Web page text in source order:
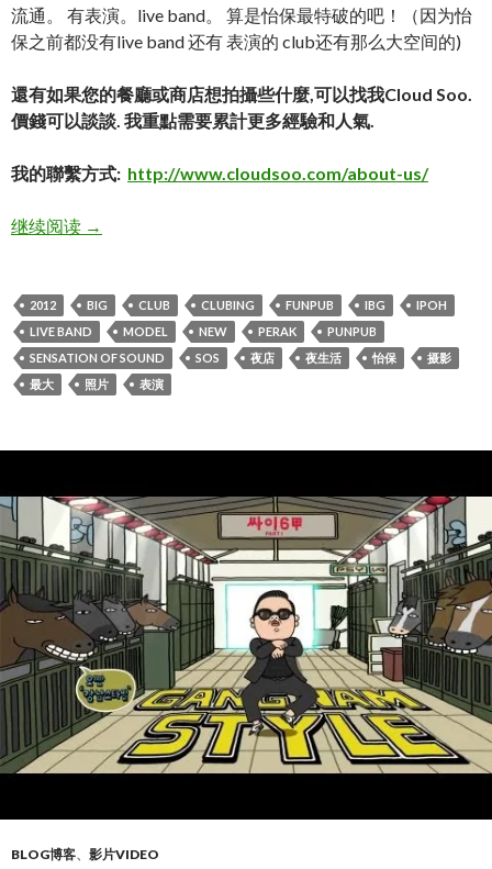
流通。 有表演。live band。 算是怡保最特破的吧！（因为怡
保之前都没有live band 还有 表演的 club还有那么大空间的)
還有如果您的餐廳或商店想拍攝些什麼,可以找我Cloud Soo.
價錢可以談談. 我重點需要累計更多經驗和人氣.
我的聯繫方式: http://www.cloudsoo.com/about-us/
继续阅读SOS（Sensation Of Sound) new club！
→
2012 BIG CLUB CLUBING FUNPUB IBG
IPOH
LIVE BAND
MODEL NEW PERAK
PUNPUB
SENSATION OF SOUND
SOS 夜店 夜生活 怡保
摄影
最大
照片 表演
BLOG博客、 影片VIDEO